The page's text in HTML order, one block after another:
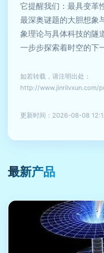
它提醒我们：最具变革
最深奥谜题的大胆想象
象理论与具体科技的隧
一步步探索着时空的下
如若转载，请注明出处：
http://www.jinrilvxun.com/
更新时间：2026-08-08
最新产品